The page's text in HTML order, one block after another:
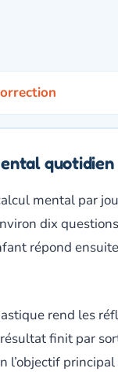
quotidien
mental par
dix
répond
rend les
finit par
l’objectif